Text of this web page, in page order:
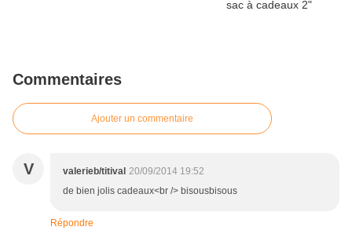
Commentaires
Ajouter un commentaire
V valerieb/titival 20/09/2014 19:52
de bien jolis cadeaux<br /> bisousbisous
Répondre